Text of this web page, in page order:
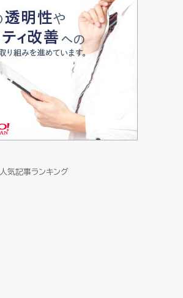
人気記事ランキング